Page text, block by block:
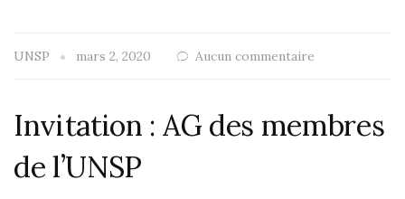
UNSP mars 2, 2020 Aucun commentaire
Invitation : AG des membres
de l’UNSP